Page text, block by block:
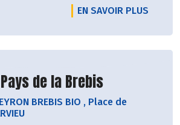
EN SAVOIR PLUS
producteur
de la Brebis
BREBIS BIO , Place de